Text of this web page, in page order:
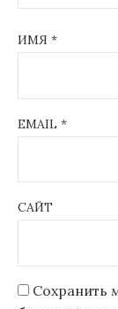
ИМЯ *
EMAIL *
САЙТ
Сохранить